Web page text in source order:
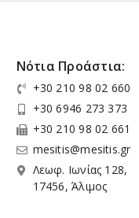
Νότια Προάστια:
+30 210 98 02 660
+30 6946 273 373
+30 210 98 02 661
mesitis@mesitis.gr
Λεωφ. Ιωνίας 128,
17456, Άλιμος